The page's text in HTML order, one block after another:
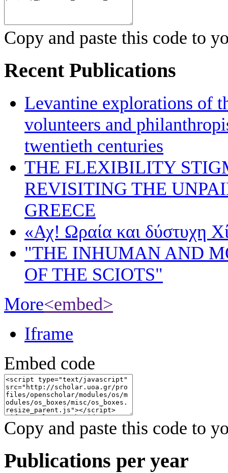
Copy and paste this code to
Recent Publications
Levantine explorations of
volunteers and
twentieth centuries
THE FLEXIBILITY
REVISITING THE
GREECE
«Αχ! Ωραία και δύστυχη
"THE INHUMAN AND
OF THE SCIOTS"
More<embed>
Iframe
Embed code
Copy and paste this code to
Publications per year